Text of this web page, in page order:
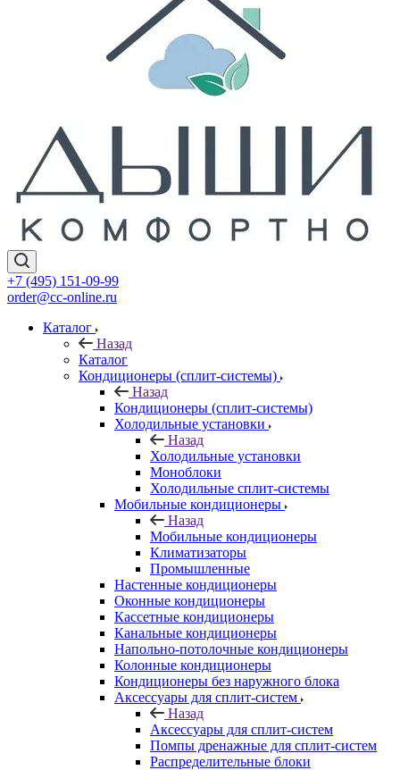
+7 (495) 151-09-99
order@cc-online.ru
Каталог
Назад
Каталог
Кондиционеры (сплит-системы)
Назад
Кондиционеры (сплит-системы)
Холодильные установки
Назад
Холодильные установки
Моноблоки
Холодильные сплит-системы
Мобильные кондиционеры
Назад
Мобильные кондиционеры
Климатизаторы
Промышленные
Настенные кондиционеры
Оконные кондиционеры
Кассетные кондиционеры
Канальные кондиционеры
Напольно-потолочные кондиционеры
Колонные кондиционеры
Кондиционеры без наружного блока
Аксессуары для сплит-систем
Назад
Аксессуары для сплит-систем
Помпы дренажные для сплит-систем
Распределительные блоки